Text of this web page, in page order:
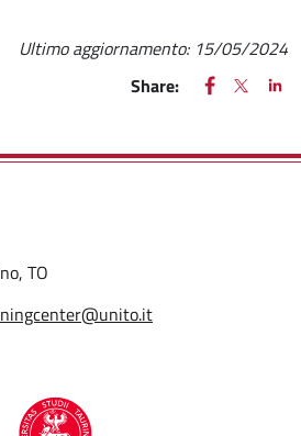
Ultimo aggiornamento: 15/05/2024
Share:
FACEBOOK
(apre una
X
(apre
TO